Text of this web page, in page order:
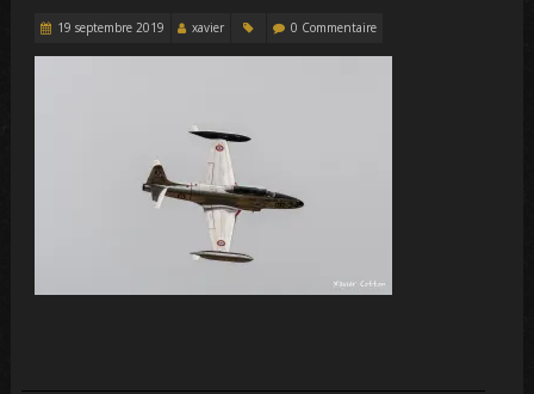
19 septembre 2019 xavier 0 Commentaire